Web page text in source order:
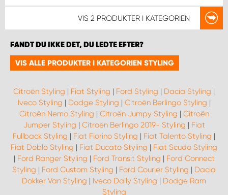
VIS 2 PRODUKTER I KATEGORIEN
FANDT DU IKKE DET, DU LEDTE EFTER?
VIS ALLE PRODUKTER I KATEGORIEN STYLING
Citroën Styling | Fiat Styling | Ford Styling | Dacia Styling |
Iveco Styling | Dodge Styling | Citroën Berlingo Styling |
Citroën Nemo Styling | Citroën Jumpy Styling | Citroën
Jumper Styling | Citroën Berlingo 2019- Styling | Fiat
Fullback Styling | Fiat Fiorino Styling | Fiat Talento Styling |
Fiat Doblo Styling | Fiat Ducato Styling | Fiat Scudo Styling
| Ford Ranger Styling | Ford Transit Styling | Ford Connect
Styling | Ford Custom Styling | Ford Courier Styling | Dacia
Dokker Van Styling | Iveco Daily Styling | Dodge Ram
Styling